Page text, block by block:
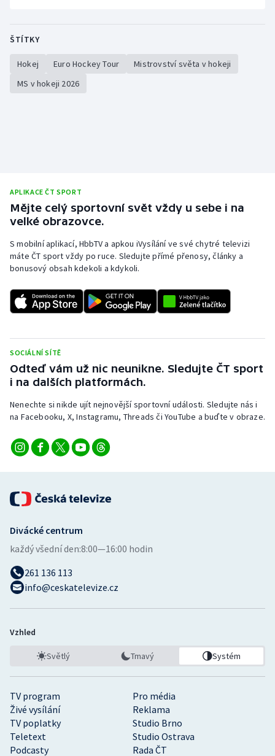
ŠTÍTKY
Hokej Euro Hockey Tour
Mistrovství světa v hokeji
MS v hokeji 2026
APLIKACE ČT SPORT
Mějte celý sportovní svět vždy u sebe i na
velké obrazovce.
S mobilní aplikací, HbbTV a apkou iVysílání ve své chytré televizi
máte ČT sport vždy po ruce. Sledujte přímé přenosy, články a
bonusový obsah kdekoli a kdykoli.
SOCIÁLNÍ SÍTĚ
Odteď vám už nic neunikne. Sledujte ČT sport
i na dalších platformách.
Nenechte si nikde ujít nejnovější sportovní události. Sledujte nás i
na Facebooku, X, Instagramu, Threads či YouTube a buďte v obraze.
TV program
Pro média
Živé vysílání
Reklama
TV poplatky
Studio Brno
Teletext
Studio Ostrava
Podcasty
Rada ČT
Divácké centrum
každý všední den:8:00—16:00 hodin
261 136 113
info@ceskatelevize.cz
Vzhled
Světlý Tmavý Systém